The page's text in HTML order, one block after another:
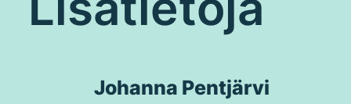
Johanna Pentjärvi